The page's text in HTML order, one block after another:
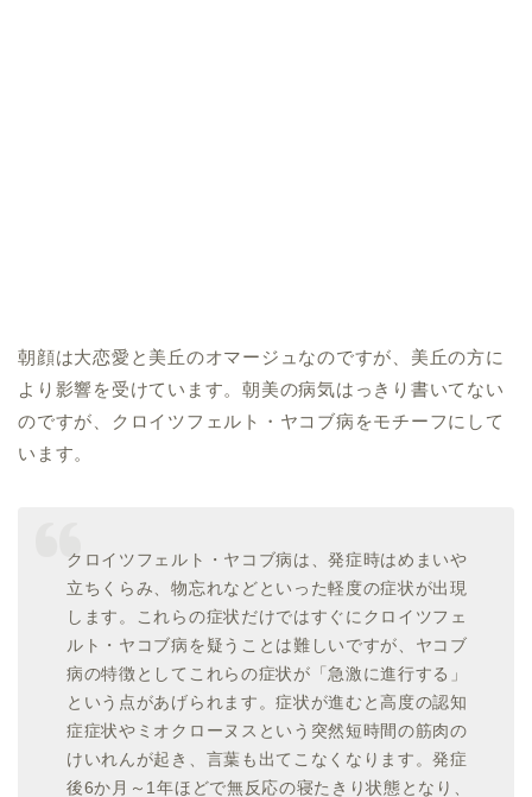
朝顔は大恋愛と美丘のオマージュなのですが、美丘の方に
より影響を受けています。朝美の病気はっきり書いてない
のですが、クロイツフェルト・ヤコブ病をモチーフにして
います。
クロイツフェルト・ヤコブ病は、発症時はめまいや
立ちくらみ、物忘れなどといった軽度の症状が出現
します。これらの症状だけではすぐにクロイツフェ
ルト・ヤコブ病を疑うことは難しいですが、ヤコブ
病の特徴としてこれらの症状が「急激に進行する」
という点があげられます。症状が進むと高度の認知
症症状やミオクローヌスという突然短時間の筋肉の
けいれんが起き、言葉も出てこなくなります。発症
後6か月～1年ほどで無反応の寝たきり状態となり、